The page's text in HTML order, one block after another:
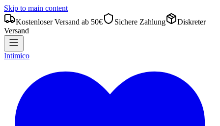
Skip to main content
Kostenloser Versand ab 50€
Sichere Zahlung
Diskreter
Versand
Intimico